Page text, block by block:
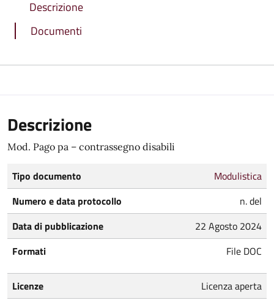
Descrizione
Documenti
Descrizione
Mod. Pago pa – contrassegno disabili
Tipo documento
Modulistica
Numero e data protocollo
n. del
Data di pubblicazione
22 Agosto 2024
Formati
File DOC
Licenze Licenza aperta